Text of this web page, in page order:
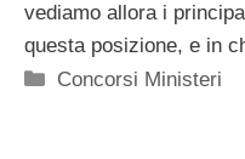
vediamo allora i
questa posizione, e in
Categorie
Concorsi Ministeri